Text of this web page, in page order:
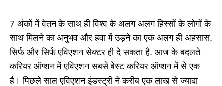
7 अंकों में वेतन के साथ ही विश्व के अलग अलग हिस्सों के लोगों के
साथ मिलने का अनुभव और हवा में उड़ने का एक अलग ही अहसास,
सिर्फ और सिर्फ एविएशन सेक्टर ही दे सकता है. आज के बदलते
करियर ऑप्शन में एविएशन सबसे बेस्ट करियर ऑप्शन में से एक
है। पिछले साल एविएशन इंडस्ट्री ने करीब एक लाख से ज्यादा